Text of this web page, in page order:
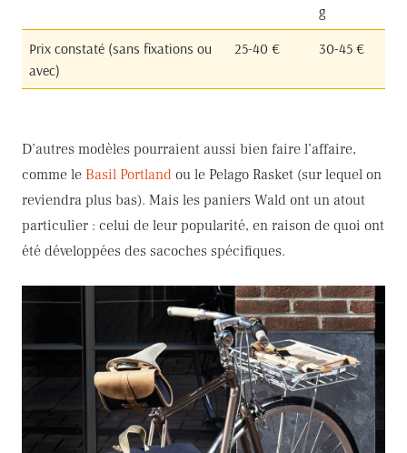
g
Prix constaté (sans fixations ou
avec)
25-40 € 30-45 €
D’autres modèles pourraient aussi bien faire l’affaire,
comme le Basil Portland ou le Pelago Rasket (sur lequel on
reviendra plus bas). Mais les paniers Wald ont un atout
particulier : celui de leur popularité, en raison de quoi ont
été développées des sacoches spécifiques.